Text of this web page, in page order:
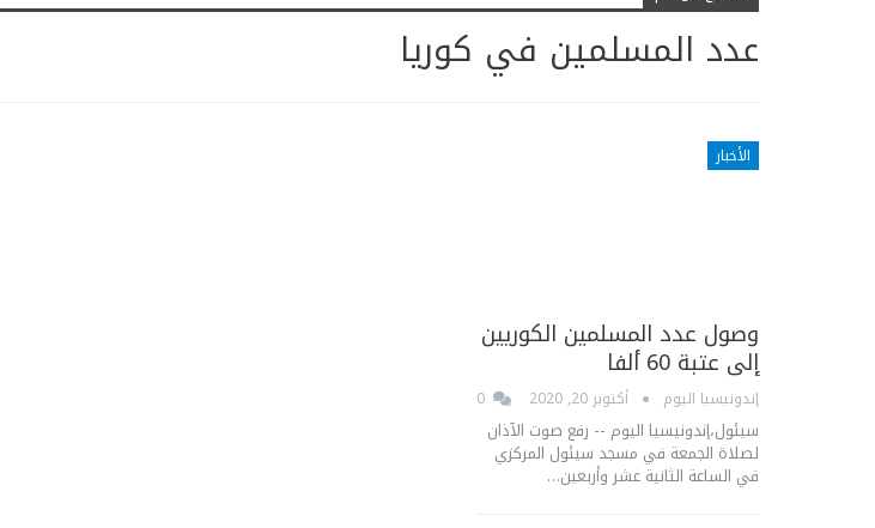
عدد المسلمين في كوريا
الأخبار
وصول عدد المسلمين الكوريين
إلى عتبة 60 ألفا
إندونيسيا اليوم أكتوبر 20, 2020
سيئول،إندونيسيا اليوم -- رفع صوت الآذان
لصلاة الجمعة في مسجد سيئول المركزي
في الساعة الثانية عشر وأربعين…